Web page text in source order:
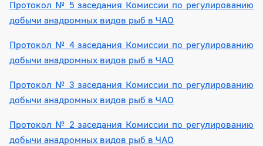
Протокол № 5заседания Комиссии по регулированию
добычи анадромных видов рыб в ЧАО
Протокол № 4 заседания Комиссии по регулированию
добычи анадромных видов рыб в ЧАО
Протокол № 3 заседания Комиссии по регулированию
добычи анадромных видов рыб в ЧАО
Протокол № 2 заседания Комиссии по регулированию
добычи анадромных видов рыб в ЧАО